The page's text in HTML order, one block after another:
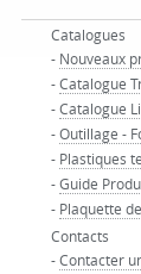
Catalogues
- Nouveaux
-Catalogue
-Catalogue
-Outillage -
- Plastiques
-Guide
- Plaquette
Contacts
-Contacter